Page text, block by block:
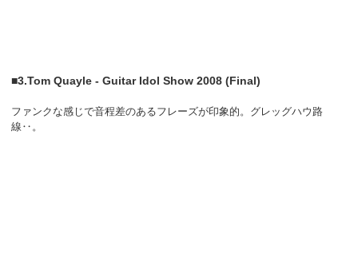
■3.Tom Quayle - Guitar Idol Show 2008 (Final)
ファンクな感じで音程差のあるフレーズが印象的。グレッグハウ路
線‥。